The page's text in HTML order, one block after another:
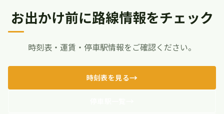
お出かけ前に路線情報をチェック
時刻表・運賃・停車駅情報をご確認ください。
時刻表を見る